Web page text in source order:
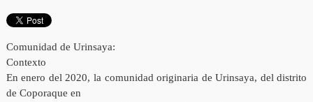
Comunidad de Urinsaya:
Contexto
En enero del 2020, la comunidad originaria de Urinsaya, del distrito
de Coporaque en